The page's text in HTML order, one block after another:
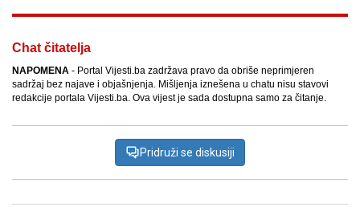
Chat čitatelja
NAPOMENA - Portal Vijesti.ba zadržava pravo da obriše neprimjeren
sadržaj bez najave i objašnjenja. Mišljenja iznešena u chatu nisu stavovi
redakcije portala Vijesti.ba. Ova vijest je sada dostupna samo za čitanje.
Pridruži se diskusiji